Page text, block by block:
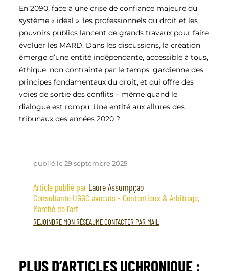
En 2090, face à une crise de confiance majeure du
système « idéal », les professionnels du droit et les
pouvoirs publics lancent de grands travaux pour faire
évoluer les MARD. Dans les discussions, la création
émerge d’une entité indépendante, accessible à tous,
éthique, non contrainte par le temps, gardienne des
principes fondamentaux du droit, et qui offre des
voies de sortie des conflits – même quand le
dialogue est rompu. Une entité aux allures des
tribunaux des années 2020 ?
publié le 29 septembre 2025
Article publié par Laure Assumpçao
Consultante UGGC avocats - Contentieux & Arbitrage,
Marché de l'art
REJOINDRE MON RÉSEAUME CONTACTER PAR MAIL
PLUS D’ARTICLESUCHRONIQUE :